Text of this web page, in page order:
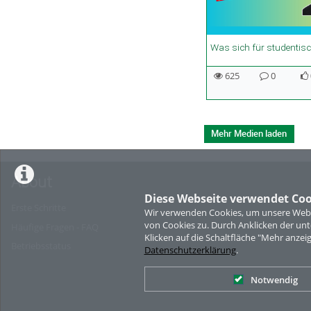
Diese Webseite verwendet
Wir verwenden Cookies, um unsere
von Cookies zu. Durch Anklicken der
Klicken auf die Schaltfläche "Mehr
Datenschutzerklärung.
Notwendig
01:48 duration
625
views
0
Kommentare
likes
00:47 duration
views
Kommentare
likes
00:44 duration
views
Kommentare
likes
01:10 duration
views
Kommentare
likes
Mehr Medien laden
About